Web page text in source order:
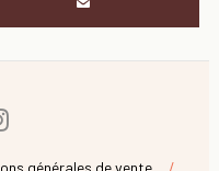
générales de vente